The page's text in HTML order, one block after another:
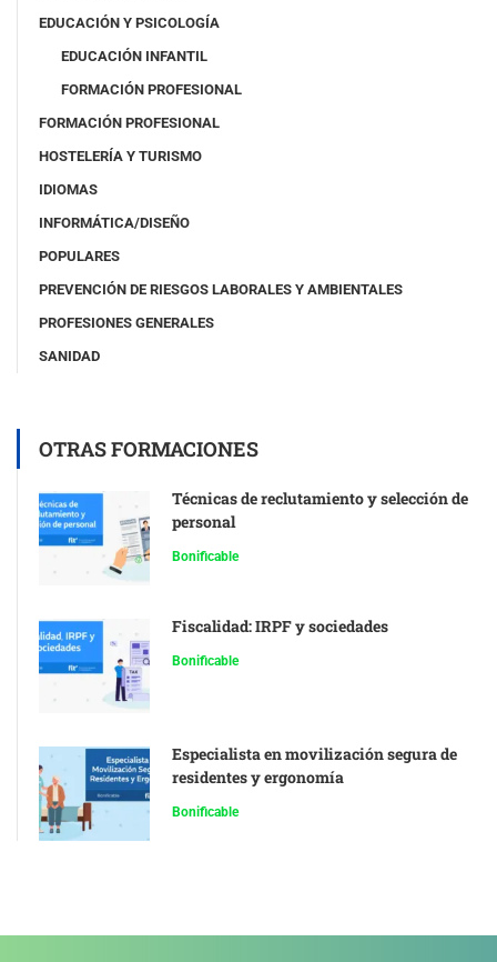
EDUCACIÓN Y PSICOLOGÍA
EDUCACIÓN INFANTIL
FORMACIÓN PROFESIONAL
FORMACIÓN PROFESIONAL
HOSTELERÍA Y TURISMO
IDIOMAS
INFORMÁTICA/DISEÑO
POPULARES
PREVENCIÓN DE RIESGOS LABORALES Y AMBIENTALES
PROFESIONES GENERALES
SANIDAD
OTRAS FORMACIONES
Técnicas de reclutamiento y selección de
personal
Bonificable
Fiscalidad: IRPF y sociedades
Bonificable
Especialista en movilización segura de
residentes y ergonomía
Bonificable